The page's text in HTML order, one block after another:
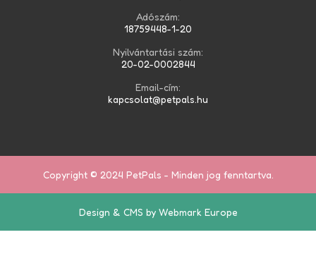
Adószám:
18759448-1-20
Nyilvántartási szám:
20-02-0002844
Email-cím:
kapcsolat@petpals.hu
Copyright © 2024 PetPals - Minden jog fenntartva.
Design & CMS by Webmark Europe